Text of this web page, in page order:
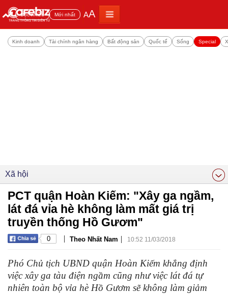
Đọc nhiều Mới nhất AA
Kinh doanh Tài chính ngân hàng Bất động sản Quốc tế Sống Special
Xã hội
PCT quận Hoàn Kiếm: "Xây ga ngầm,
lát đá vỉa hè không làm mất giá trị
truyền thống Hồ Gươm"
0 | Theo Nhất Nam | 10:52 11/03/2018
Phó Chủ tịch UBND quận Hoàn Kiếm khẳng định
việc xây ga tàu điện ngầm cũng như việc lát đá tự
nhiên toàn bộ vỉa hè Hồ Gươm sẽ không làm giảm